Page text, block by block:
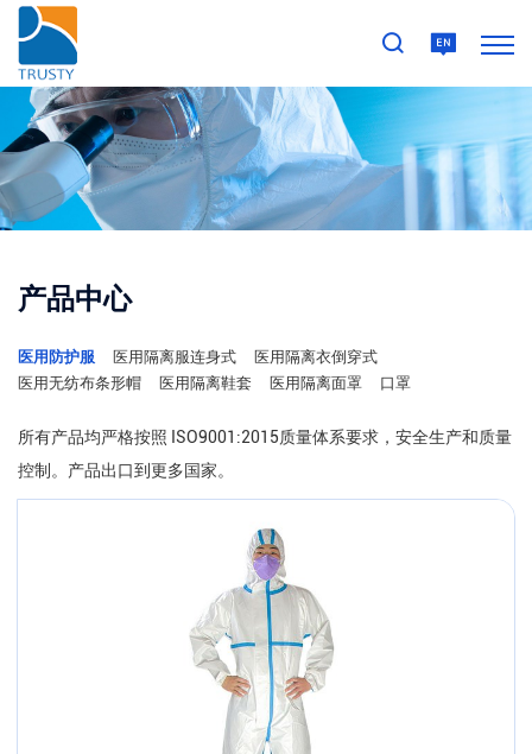
产品中心
医用防护服 医用隔离服连身式
医用隔离衣倒穿式
医用无纺布条形帽
医用隔离鞋套 医用隔离面罩 口罩
所有产品均严格按照 ISO9001:2015质量体系要求，安全生产和质量
控制。产品出口到更多国家。